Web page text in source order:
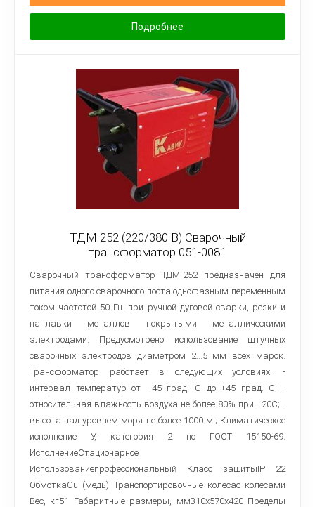
Подробнее
ТДМ 252 (220/380 В) Сварочный
трансформатор 051-0081
Сварочный трансформатор ТДМ-252 предназначен для
питания одного сварочного поста однофазным переменным
током частотой 50 Гц. при ручной дуговой сварки, резки и
наплавки металлов покрытыми металлическими
электродами. Предусмотрено использование штучных
сварочных электродов диаметром 2…5 мм всех марок.
Трансформатор работает в следующих условиях: -
интервал температур от –45 град. С до +45 град. С; -
относительная влажность воздуха не более 80% при +20С; -
высота над уровнем моря не более 1000 м.; Климатическое
исполнение У, категория 2 по ГОСТ 15150-69.
ИсполнениеСтационарное
Использованиепрофессиональный Класс защитыIP 22
ОбмоткаCu (медь) Транспортировочные колесас колёсами
Вес, кг51 Габаритные размеры, мм310х570х420 Пределы